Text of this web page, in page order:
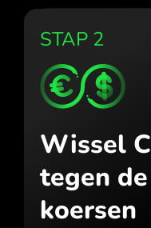
STAP 2
Wissel
tegen
koersen